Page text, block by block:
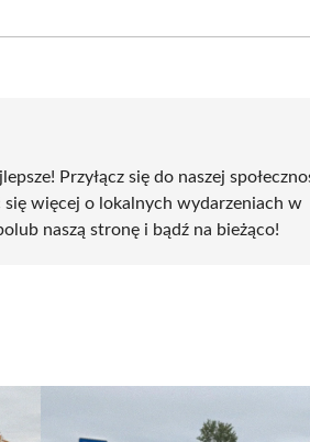
Przyłącz się do naszej
się więcej o lokalnych wydarzeniach w
naszą stronę i bądź na bieżąco!